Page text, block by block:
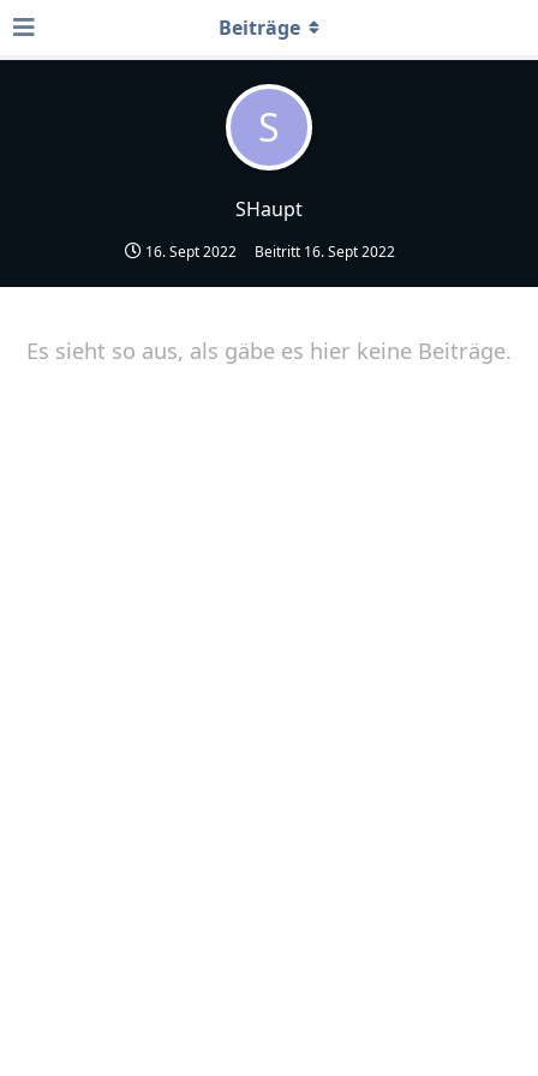
S
SHaupt
16. Sept 2022 Beitritt 16. Sept 2022
Beiträge
Es sieht so aus, als gäbe es hier keine Beiträge.